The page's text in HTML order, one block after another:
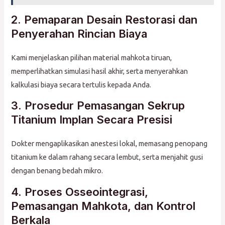
2. Pemaparan Desain Restorasi dan
Penyerahan Rincian Biaya
Kami menjelaskan pilihan material mahkota tiruan,
memperlihatkan simulasi hasil akhir, serta menyerahkan
kalkulasi biaya secara tertulis kepada Anda.
3. Prosedur Pemasangan Sekrup
Titanium Implan Secara Presisi
Dokter mengaplikasikan anestesi lokal, memasang penopang
titanium ke dalam rahang secara lembut, serta menjahit gusi
dengan benang bedah mikro.
4. Proses Osseointegrasi,
Pemasangan Mahkota, dan Kontrol
Berkala